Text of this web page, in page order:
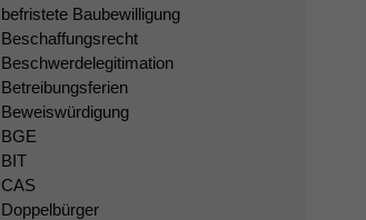
befristete Baubewilligung
Beschaffungsrecht
Beschwerdelegitimation
Betreibungsferien
Beweiswürdigung
BGE
BIT
CAS
Doppelbürger